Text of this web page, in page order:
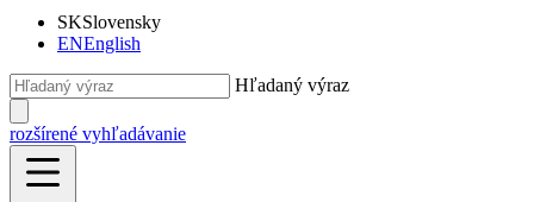
SKSlovensky
ENEnglish
Hľadaný výraz
rozšírené vyhľadávanie